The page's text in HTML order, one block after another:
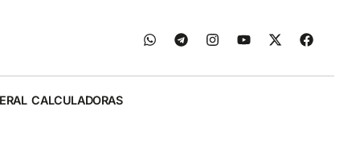
CALCULADORAS